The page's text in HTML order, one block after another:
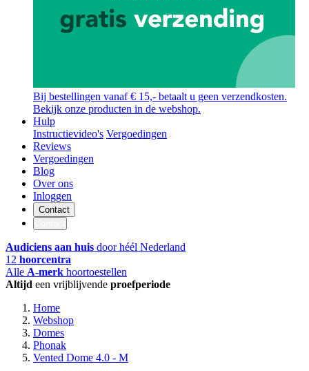
Bij bestellingen vanaf € 15,- betaalt u geen verzendkosten.
Bekijk onze producten in de webshop.
Hulp
Instructievideo's Vergoedingen
Reviews
Vergoedingen
Blog
Over ons
Inloggen
Contact
Audiciens aan huis door héél Nederland
12 hoorcentra
Alle A-merk hoortoestellen
Altijd een vrijblijvende proefperiode
Home
Webshop
Domes
Phonak
Vented Dome 4.0 - M